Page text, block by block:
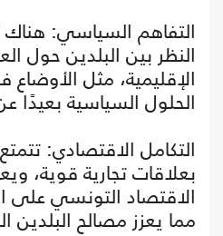
التفاهم السياسي:
النظر بين البلدين حول
الإقليمية، مثل الأوضاع
الحلول السياسية بعيدًا
التكامل الاقتصادي:
بعلاقات تجارية قوية،
الاقتصاد التونسي على
مما يعزز مصالح البلدين